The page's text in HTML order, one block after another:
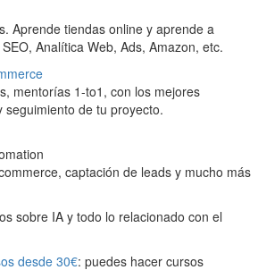
Aprende tiendas online y aprende a
Analítica Web, Ads, Amazon, etc.
mentorías 1-to1, con los mejores
de tu proyecto.
captación de leads y mucho más
sobre IA y todo lo relacionado con el
desde 30€: puedes hacer cursos